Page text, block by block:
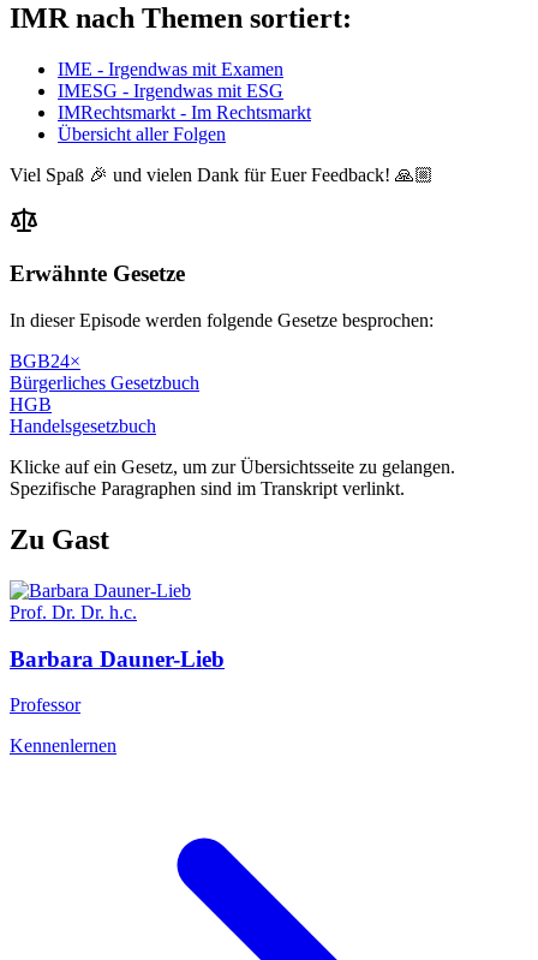
IMR nach Themen sortiert:
IME - Irgendwas mit Examen
IMESG - Irgendwas mit ESG
IMRechtsmarkt - Im Rechtsmarkt
Übersicht aller Folgen
Viel Spaß 🎉 und vielen Dank für Euer Feedback! 🙏🏼
Erwähnte Gesetze
In dieser Episode werden folgende Gesetze besprochen:
BGB24×
Bürgerliches Gesetzbuch
HGB
Handelsgesetzbuch
Klicke auf ein Gesetz, um zur Übersichtsseite zu gelangen.
Spezifische Paragraphen sind im Transkript verlinkt.
Zu Gast
Prof. Dr. Dr. h.c.
Barbara Dauner-Lieb
Professor
Kennenlernen